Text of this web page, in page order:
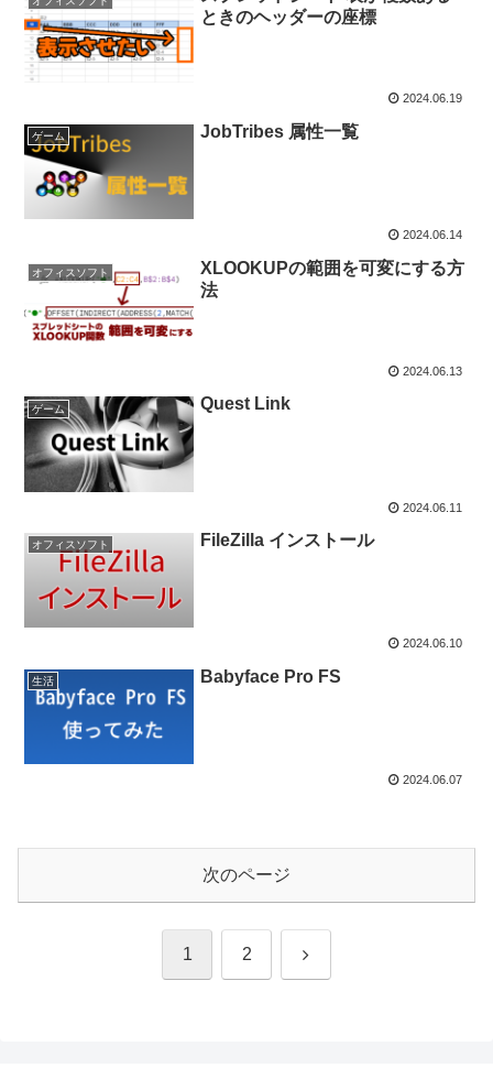
ときのヘッダーの座標
2024.06.19
ゲーム JobTribes 属性一覧
2024.06.14
オフィスソフト
XLOOKUPの範囲を可変にする方
法
2024.06.13
ゲーム Quest Link
2024.06.11
オフィスソフト FileZilla インストール
2024.06.10
生活 Babyface Pro FS
2024.06.07
次のページ
1 2 次